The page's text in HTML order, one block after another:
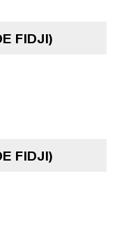
FIDJI)
FIDJI)